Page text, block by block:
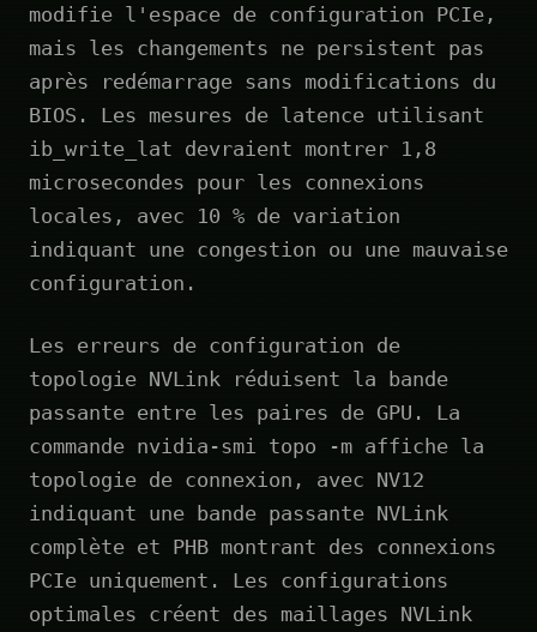
modifie l'espace de configuration PCIe,
mais les changements ne persistent pas
après redémarrage sans modifications du
BIOS. Les mesures de latence utilisant
ib_write_lat devraient montrer 1,8
microsecondes pour les connexions
locales, avec 10 % de variation
indiquant une congestion ou une mauvaise
configuration.
Les erreurs de configuration de
topologie NVLink réduisent la bande
passante entre les paires de GPU. La
commande nvidia-smi topo -m affiche la
topologie de connexion, avec NV12
indiquant une bande passante NVLink
complète et PHB montrant des connexions
PCIe uniquement. Les configurations
optimales créent des maillages NVLink